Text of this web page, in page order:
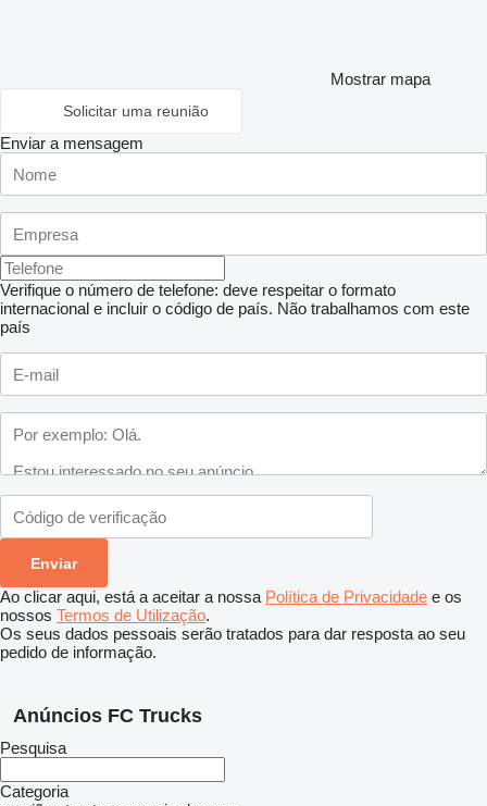
Mostrar mapa
Solicitar uma reunião
Enviar a mensagem
Verifique o número de telefone: deve respeitar o formato
internacional e incluir o código de país. Não trabalhamos com este
país
Ao clicar aqui, está a aceitar a nossa Política de Privacidade e os
nossos Termos de Utilização.
Os seus dados pessoais serão tratados para dar resposta ao seu
pedido de informação.
Anúncios FC Trucks
Pesquisa
Categoria